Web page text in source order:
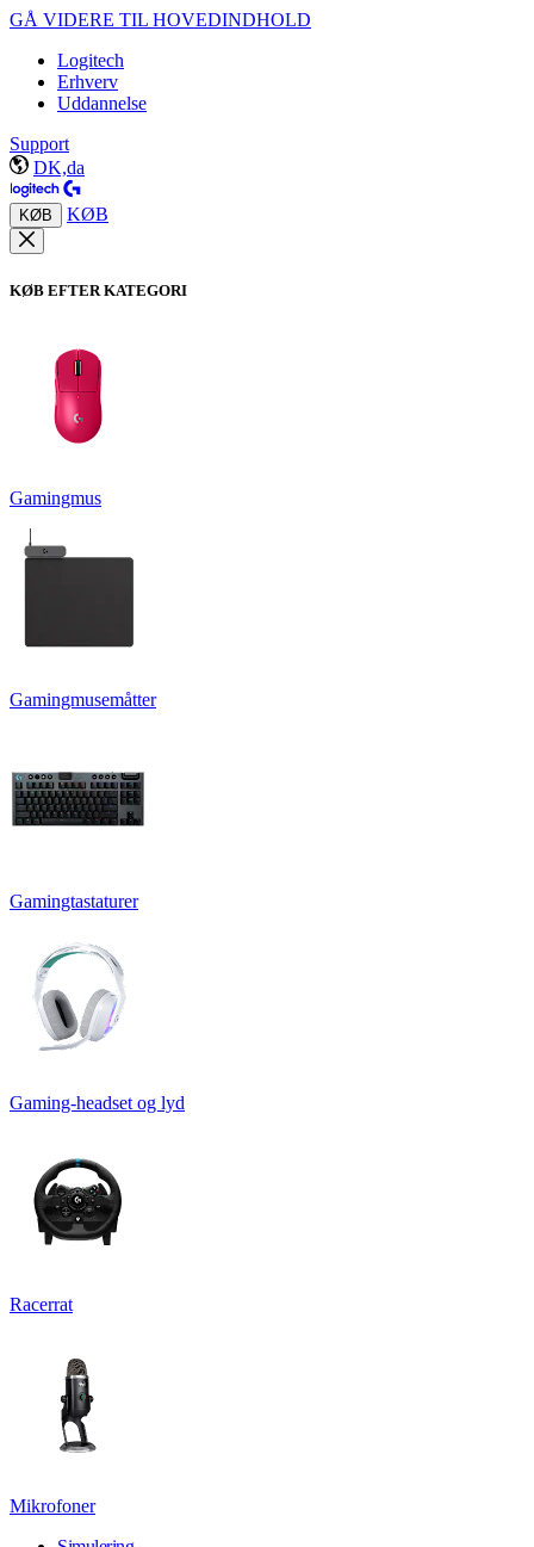
GÅ VIDERE TIL HOVEDINDHOLD
Logitech
Erhverv
Uddannelse
Support
DK,da
KØB KØB
KØB EFTER KATEGORI
Gamingmus
Gamingmusemåtter
Gamingtastaturer
Gaming-headset og lyd
Racerrat
Mikrofoner